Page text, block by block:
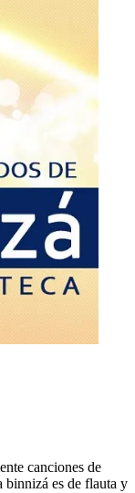
canciones de
binnizá es de flauta y